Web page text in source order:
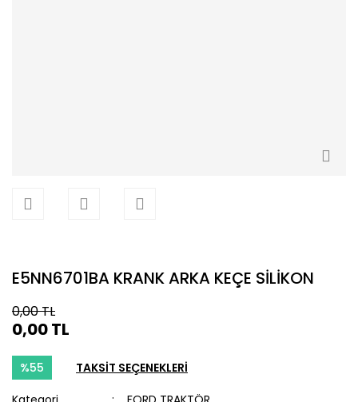
E5NN6701BA KRANK ARKA KEÇE SİLİKON
0,00 TL
0,00 TL
%55 TAKSİT SEÇENEKLERİ